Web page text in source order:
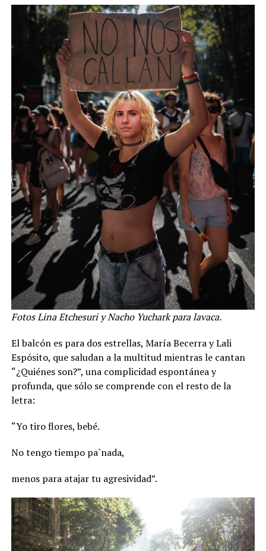
Fotos Lina Etchesuri y Nacho Yuchark para lavaca.
El balcón es para dos estrellas, María Becerra y Lali
Espósito, que saludan a la multitud mientras le cantan
“¿Quiénes son?”, una complicidad espontánea y
profunda, que sólo se comprende con el resto de la
letra:
“Yo tiro flores, bebé.
No tengo tiempo pa`nada,
menos para atajar tu agresividad”.